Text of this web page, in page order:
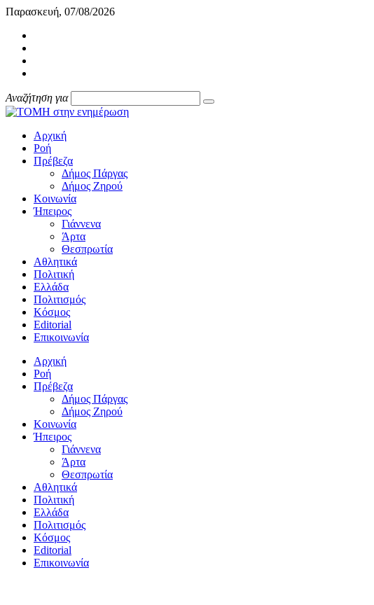
Παρασκευή, 07/08/2026
Αναζήτηση για
Αρχική
Ροή
Πρέβεζα
Δήμος Πάργας
Δήμος Ζηρού
Κοινωνία
Ήπειρος
Γιάννενα
Άρτα
Θεσπρωτία
Αθλητικά
Πολιτική
Ελλάδα
Πολιτισμός
Κόσμος
Editorial
Επικοινωνία
Αρχική
Ροή
Πρέβεζα
Δήμος Πάργας
Δήμος Ζηρού
Κοινωνία
Ήπειρος
Γιάννενα
Άρτα
Θεσπρωτία
Αθλητικά
Πολιτική
Ελλάδα
Πολιτισμός
Κόσμος
Editorial
Επικοινωνία